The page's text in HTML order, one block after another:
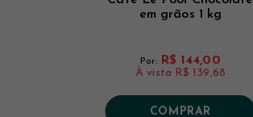
em grãos 1 kg
Por: R$ 144,00
À vista R$ 139,68
COMPRAR